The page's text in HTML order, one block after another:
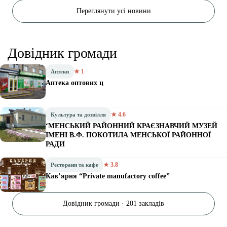
Переглянути усі новини
Довідник громади
Аптеки ★ 1
Аптека оптових ц
Культура та дозвілля ★ 4.6
‘МЕНСЬКИЙ РАЙОННИЙ КРАЄЗНАВЧИЙ МУЗЕЙ
ІМЕНІ В.Ф. ПОКОТИЛА МЕНСЬКОЇ РАЙОННОЇ
РАДИ
Ресторани та кафе ★ 3.8
Кав’ярня “Private manufactory coffee”
Довідник громади · 201 закладів